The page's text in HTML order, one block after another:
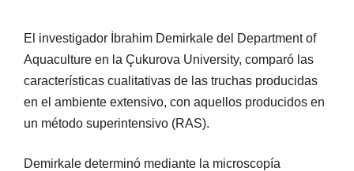
El investigador İbrahim Demirkale del Department of
Aquaculture en la Çukurova University, comparó las
características cualitativas de las truchas producidas
en el ambiente extensivo, con aquellos producidos en
un método superintensivo (RAS).
Demirkale determinó mediante la microscopía